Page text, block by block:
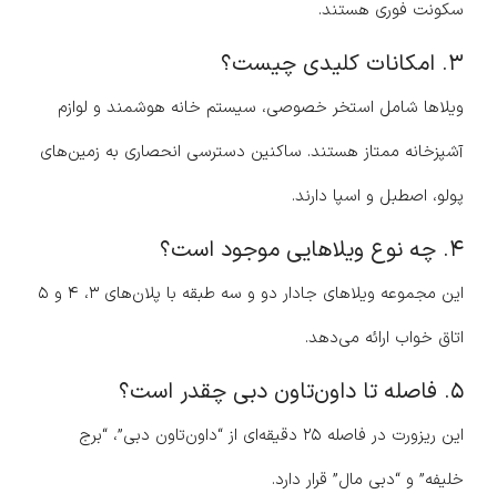
سکونت فوری هستند.
۳. امکانات کلیدی چیست؟
ویلاها شامل استخر خصوصی، سیستم خانه هوشمند و لوازم
آشپزخانه ممتاز هستند. ساکنین دسترسی انحصاری به زمین‌های
پولو، اصطبل و اسپا دارند.
۴. چه نوع ویلاهایی موجود است؟
این مجموعه ویلاهای جادار دو و سه طبقه با پلان‌های ۳، ۴ و ۵
اتاق خواب ارائه می‌دهد.
۵. فاصله تا داون‌تاون دبی چقدر است؟
این ریزورت در فاصله ۲۵ دقیقه‌ای از “داون‌تاون دبی”، “برج
خلیفه” و “دبی مال” قرار دارد.